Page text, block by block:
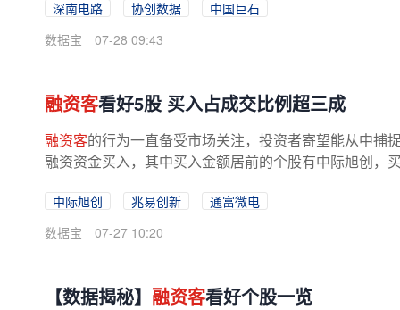
深南电路 协创数据
中国巨石
数据宝
07-28 09:43
融资客看好5股 买入占成交比例超三成
融资客的行为一直备受市场关注，投资者寄望能从中捕
融资资金买入，其中买入金额居前的个股有中际旭创，
中际旭创 兆易创新
通富微电
数据宝
07-27 10:20
【数据揭秘】 融资客看好个股一览